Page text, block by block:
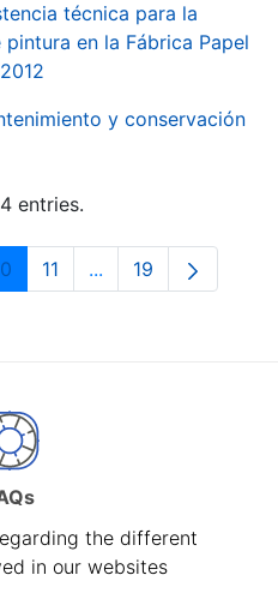
técnica para la
en la Fábrica Papel
y conservación
entries.
Pages Use TAB to
PagePage
11 ...Intermediate Pages
Page
19
the different
in our websites